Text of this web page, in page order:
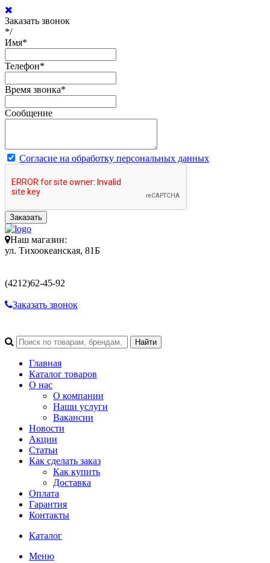
Заказать звонок
*/
Имя*
Телефон*
Время звонка*
Сообщение
Согласие на обработку персональных данных
Заказать
Наш магазин:
ул. Тихоокеанская, 81Б
(4212)62-45-92
Заказать звонок
Главная
Каталог товаров
О нас
О компании
Наши услуги
Вакансии
Новости
Акции
Статьи
Как сделать заказ
Как купить
Доставка
Оплата
Гарантия
Контакты
Каталог
Меню